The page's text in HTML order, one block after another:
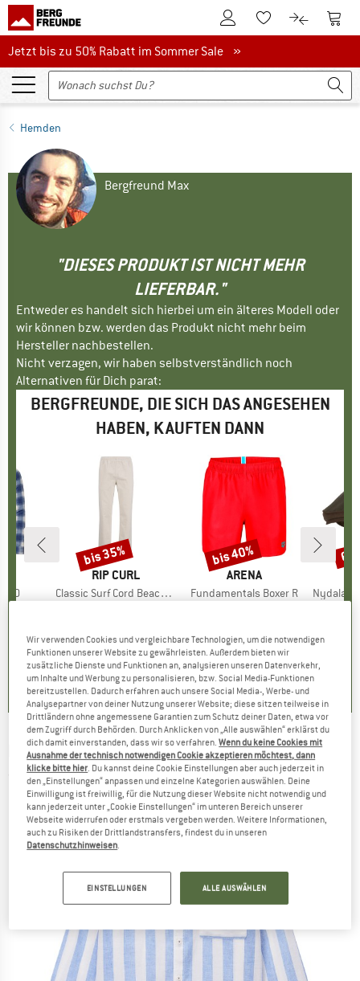
Zum KundenkontoZum Merkzettel.
Zum Zum
Jetzt bis zu 50% Rabatt im Sommer Sale
Jetzt bis zu 50% Rabatt im Sommer Sale »
Hemden
Bergfreund Max
"DIESES PRODUKT IST NICHT MEHR
LIEFERBAR."
Entweder es handelt sich hierbei um ein älteres Modell oder
wir können bzw. werden das Produkt nicht mehr beim
Hersteller nachbestellen.
Nicht verzagen, wir haben selbstverständlich noch
Alternativen für Dich parat:
BERGFREUNDE, DIE SICH DAS ANGESEHEN
HABEN, KAUFTEN DANN
2.0
2
)
MARKE
RIP CURL
Artikel
Classic Surf Cord Beach Pant
CHF 45.47
5.0(2)
Rabatt
bis 35%
MARKE
ARENA
Artikel
Fundamentals Boxer R
CHF 18.57
+1
0.0(0)
Rabatt
bis 40%
Artikel
Nydala
NAPAPIJRI -G-Brolio L/S - Hemd
(0)
Wir verwenden Cookies und vergleichbare Technologien, um die notwendigen
Funktionen unserer Website zu gewährleisten. Außerdem bieten wir
zusätzliche Dienste und Funktionen an, analysieren unseren Datenverkehr,
um Inhalte und Werbung zu personalisieren, bzw. Social Media-Funktionen
bereitzustellen. Dadurch erfahren auch unsere Social Media-, Werbe- und
Analysepartner von deiner Nutzung unserer Website; diese sitzen teilweise in
Drittländern ohne angemessene Garantien zum Schutz deiner Daten, etwa vor
dem Zugriff durch Behörden. Durch Anklicken von „Alle auswählen“ erklärst du
dich damit einverstanden, dass wir so verfahren.Wenn du keine Cookies mit
Ausnahme der technisch notwendigen Cookie akzeptieren möchtest, dann
klicke bitte hier. Du kannst deine Cookie Einstellungen aber auch jederzeit in
den „Einstellungen“ anpassen und einzelne Kategorien auswählen. Deine
Einwilligung ist freiwillig, für die Nutzung dieser Website nicht notwendig und
kann jederzeit unter „Cookie Einstellungen“ im unteren Bereich unserer
Webseite widerrufen oder erstmals vergeben werden. Weitere Informationen,
auch zu Risiken der Drittlandstransfers, findest du in unseren
Datenschutzhinweisen.
EINSTELLUNGEN ALLE AUSWÄHLEN